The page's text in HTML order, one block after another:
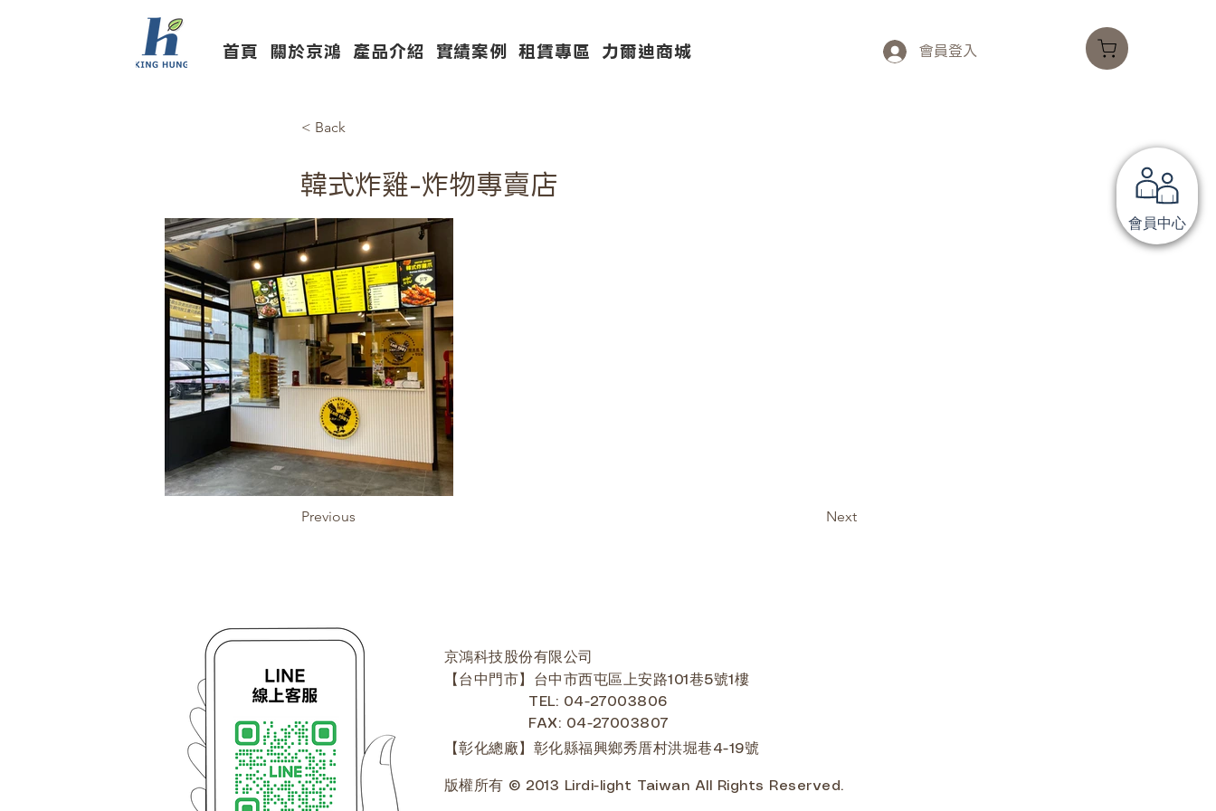
會員中心
首頁 關於京鴻 產品介紹 實績案例 租賃專區 力爾迪商城 會員登入
< Back
韓式炸雞-炸物專賣店
Previous Next
京鴻科技股份有限公司
【台中門市】台中市西屯區上安路101巷5號1樓
TEL: 04-27003806
FAX: 04-27003807
【彰化總廠】彰化縣福興鄉秀厝村洪堀巷4-19號
版權所有 © 2013 Lirdi-light Taiwan All Rights Reserved.